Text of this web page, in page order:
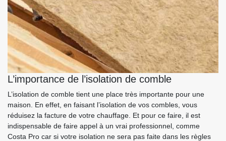
L’importance de l’isolation de comble
L’isolation de comble tient une place très importante pour une
maison. En effet, en faisant l’isolation de vos combles, vous
réduisez la facture de votre chauffage. Et pour ce faire, il est
indispensable de faire appel à un vrai professionnel, comme
Costa Pro car si votre isolation ne sera pas faite dans les règles